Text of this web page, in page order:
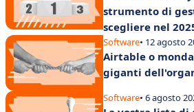
strumento di
scegliere nel
Software• 12 agosto
Airtable o
giganti
Software• 6 agosto